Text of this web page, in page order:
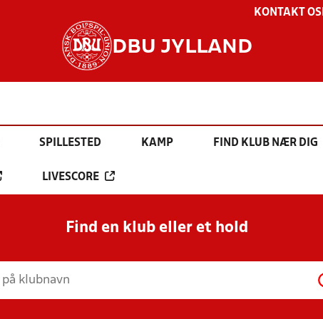
KONTAKT OS
DBU JYLLAND
SPILLESTED KAMP FIND KLUB NÆR DIG
LIVESCORE
Find en klub eller et hold